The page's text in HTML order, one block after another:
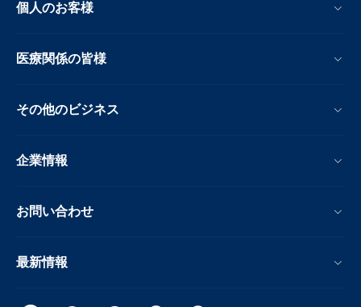
個人のお客様
医療関係の皆様
その他のビジネス
企業情報
お問い合わせ
最新情報